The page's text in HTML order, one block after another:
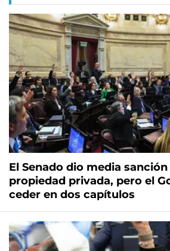
El Senado dio media
propiedad privada, pero el
ceder en dos capítulos